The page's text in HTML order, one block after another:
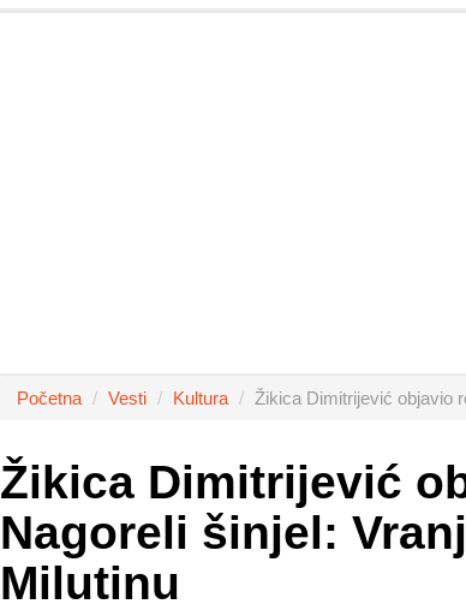
Početna Vesti Kultura Žikica Dimitrijević objavio
Žikica Dimitrijević
Nagoreli šinjel:
Milutinu